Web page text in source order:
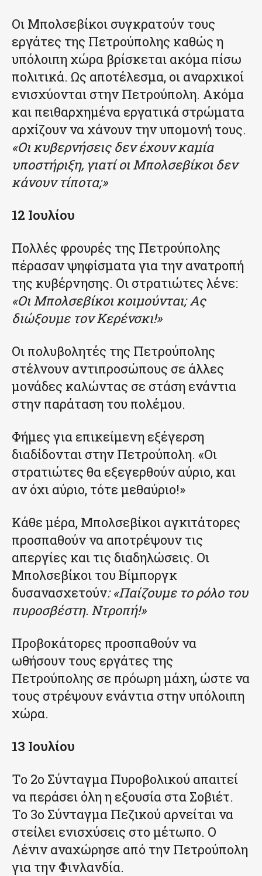
Οι Μπολσεβίκοι συγκρατούν τους
εργάτες της Πετρούπολης καθώς η
υπόλοιπη χώρα βρίσκεται ακόμα πίσω
πολιτικά. Ως αποτέλεσμα, οι αναρχικοί
ενισχύονται στην Πετρούπολη. Ακόμα
και πειθαρχημένα εργατικά στρώματα
αρχίζουν να χάνουν την υπομονή τους.
«Οι κυβερνήσεις δεν έχουν καμία
υποστήριξη, γιατί οι Μπολσεβίκοι δεν
κάνουν τίποτα;»
12 Ιουλίου
Πολλές φρουρές της Πετρούπολης
πέρασαν ψηφίσματα για την ανατροπή
της κυβέρνησης. Οι στρατιώτες λένε:
«Οι Μπολσεβίκοι κοιμούνται; Ας
διώξουμε τον Κερένσκι!»
Οι πολυβολητές της Πετρούπολης
στέλνουν αντιπροσώπους σε άλλες
μονάδες καλώντας σε στάση ενάντια
στην παράταση του πολέμου.
Φήμες για επικείμενη εξέγερση
διαδίδονται στην Πετρούπολη. «Οι
στρατιώτες θα εξεγερθούν αύριο, και
αν όχι αύριο, τότε μεθαύριο!»
Κάθε μέρα, Μπολσεβίκοι αγκιτάτορες
προσπαθούν να αποτρέψουν τις
απεργίες και τις διαδηλώσεις. Οι
Μπολσεβίκοι του Βίμποργκ
δυσανασχετούν: «Παίζουμε το ρόλο του
πυροσβέστη. Ντροπή!»
Προβοκάτορες προσπαθούν να
ωθήσουν τους εργάτες της
Πετρούπολης σε πρόωρη μάχη, ώστε να
τους στρέψουν ενάντια στην υπόλοιπη
χώρα.
13 Ιουλίου
Το 2ο Σύνταγμα Πυροβολικού απαιτεί
να περάσει όλη η εξουσία στα Σοβιέτ.
Το 3ο Σύνταγμα Πεζικού αρνείται να
στείλει ενισχύσεις στο μέτωπο. Ο
Λένιν αναχώρησε από την Πετρούπολη
για την Φινλανδία.